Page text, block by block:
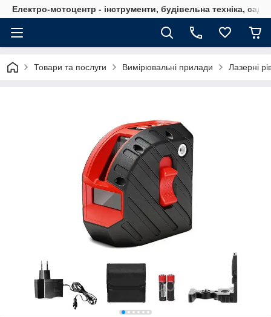
Електро-мотоцентр - інструменти, будівельна техніка,
Товари та послуги Вимірювальні прилади Лазерні